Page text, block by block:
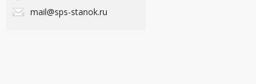
mail@sps-stanok.ru